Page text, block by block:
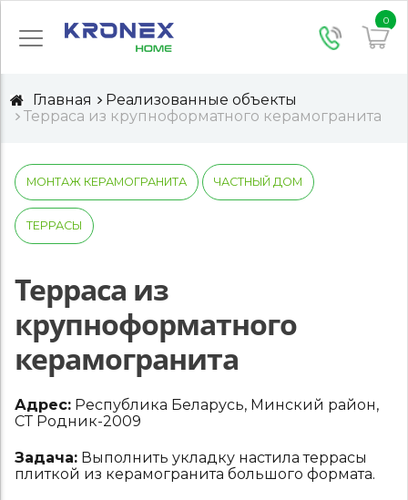
0
Главная
Реализованные объекты
Терраса из крупноформатного керамогранита
МОНТАЖ КЕРАМОГРАНИТА ЧАСТНЫЙ ДОМ
ТЕРРАСЫ
Терраса из
крупноформатного
керамогранита
Адрес: Республика Беларусь, Минский район,
СТ Родник-2009
Задача: Выполнить укладку настила террасы
плиткой из керамогранита большого формата.